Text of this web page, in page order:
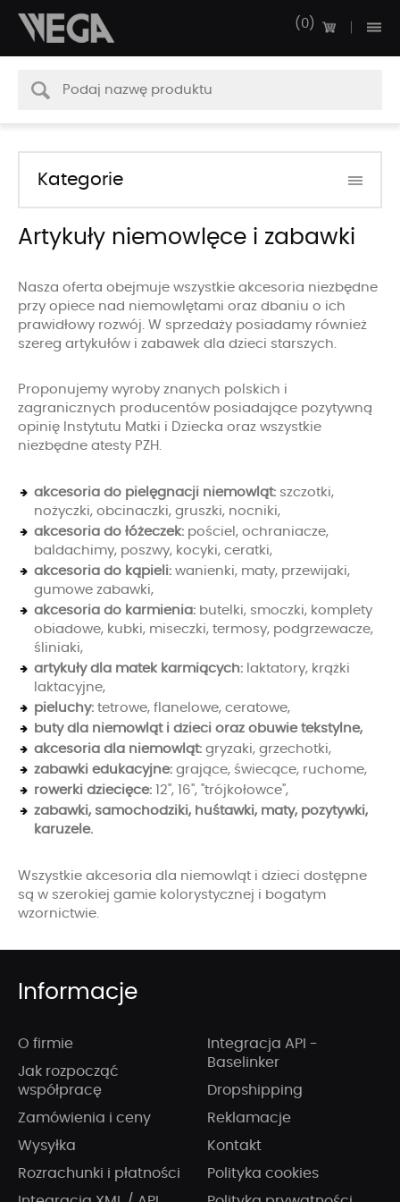
0
Kategorie
Artykuły niemowlęce i zabawki
Nasza oferta obejmuje wszystkie akcesoria niezbędne
przy opiece nad niemowlętami oraz dbaniu o ich
prawidłowy rozwój. W sprzedaży posiadamy również
szereg artykułów i zabawek dla dzieci starszych.
Proponujemy wyroby znanych polskich i
zagranicznych producentów posiadające pozytywną
opinię Instytutu Matki i Dziecka oraz wszystkie
niezbędne atesty PZH.
akcesoria do pielęgnacji niemowląt: szczotki,
nożyczki, obcinaczki, gruszki, nocniki,
akcesoria do łóżeczek: pościel, ochraniacze,
baldachimy, poszwy, kocyki, ceratki,
akcesoria do kąpieli: wanienki, maty, przewijaki,
gumowe zabawki,
akcesoria do karmienia: butelki, smoczki, komplety
obiadowe, kubki, miseczki, termosy, podgrzewacze,
śliniaki,
artykuły dla matek karmiących: laktatory, krążki
laktacyjne,
pieluchy: tetrowe, flanelowe, ceratowe,
buty dla niemowląt i dzieci oraz obuwie tekstylne,
akcesoria dla niemowląt: gryzaki, grzechotki,
zabawki edukacyjne: grające, świecące, ruchome,
rowerki dziecięce: 12'', 16'', "trójkołowce",
zabawki, samochodziki, huśtawki, maty, pozytywki,
karuzele.
Wszystkie akcesoria dla niemowląt i dzieci dostępne
są w szerokiej gamie kolorystycznej i bogatym
wzornictwie.
Informacje
O firmie
Jak rozpocząć
współpracę
Zamówienia i ceny
Wysyłka
Rozrachunki i płatności
Integracja API -
Baselinker
Dropshipping
Reklamacje
Kontakt
Polityka cookies